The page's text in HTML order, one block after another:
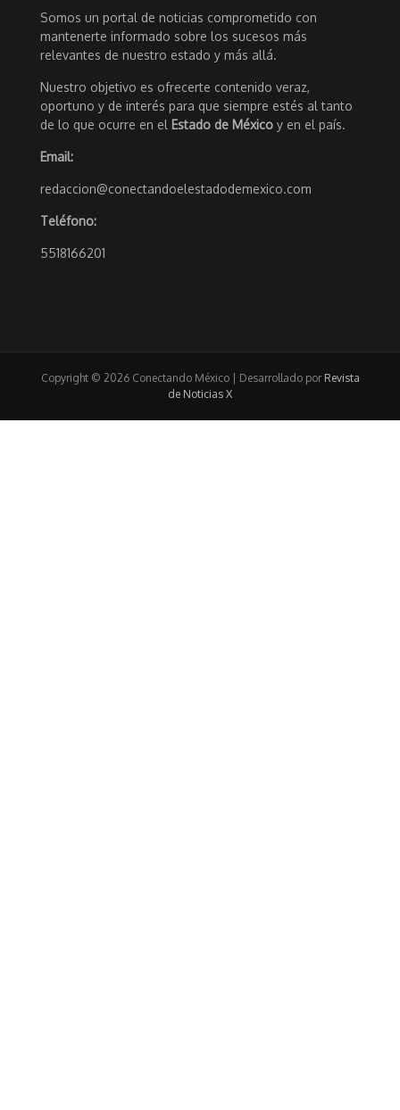
Somos un portal de noticias comprometido con
mantenerte informado sobre los sucesos más
relevantes de nuestro estado y más allá.
Nuestro objetivo es ofrecerte contenido veraz,
oportuno y de interés para que siempre estés al tanto
de lo que ocurre en el Estado de México y en el país.
Email:
redaccion@conectandoelestadodemexico.com
Teléfono:
5518166201
Copyright © 2026 Conectando México | Desarrollado por Revista
de Noticias X